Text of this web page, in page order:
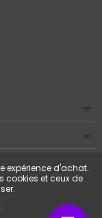
expérience d'achat.
cookies et ceux de